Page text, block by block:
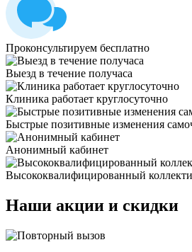
Проконсультируем бесплатно
Выезд в течение получаса
Клиника работает круглосуточно
Быстрые позитивные изменения
Анонимный кабинет
Высококвалифицированный
Наши акции и скидки